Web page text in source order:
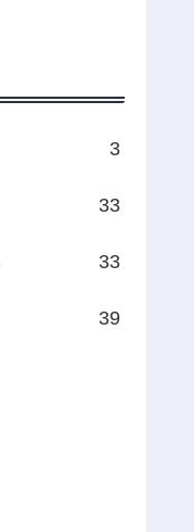
3
33
33
39